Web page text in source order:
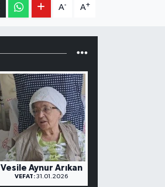
A- A+
Vesile Aynur Arıkan
VEFAT: 31.01.2026